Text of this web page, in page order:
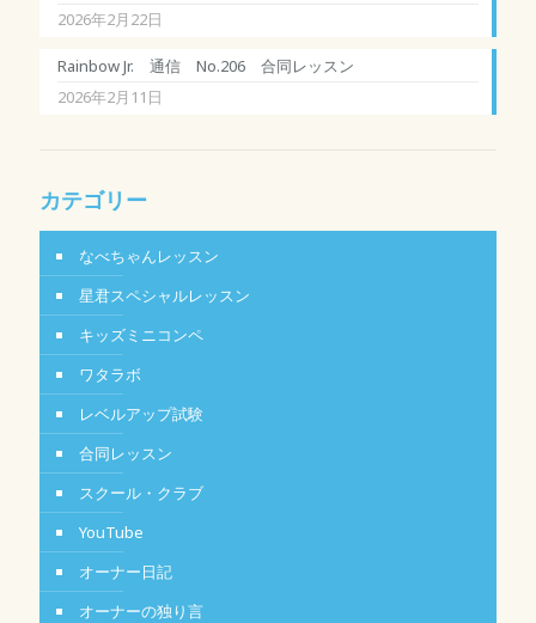
2026年2月22日
Rainbow Jr. 通信 No.206 合同レッスン
2026年2月11日
カテゴリー
なべちゃんレッスン
星君スペシャルレッスン
キッズミニコンペ
ワタラボ
レベルアップ試験
合同レッスン
スクール・クラブ
YouTube
オーナー日記
オーナーの独り言